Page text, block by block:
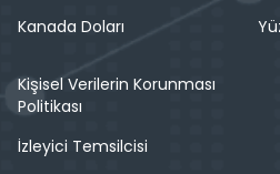
Kanada Doları
Kişisel Verilerin Korunması
Politikası
İzleyici Temsilcisi